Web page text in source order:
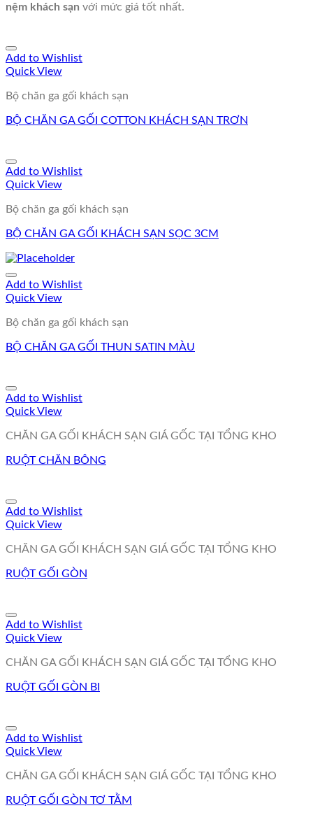
nệm khách sạn với mức giá tốt nhất.
Add to Wishlist
Quick View
Bộ chăn ga gối khách sạn
BỘ CHĂN GA GỐI COTTON KHÁCH SẠN TRƠN
Add to Wishlist
Quick View
Bộ chăn ga gối khách sạn
BỘ CHĂN GA GỐI KHÁCH SẠN SỌC 3CM
Add to Wishlist
Quick View
Bộ chăn ga gối khách sạn
BỘ CHĂN GA GỐI THUN SATIN MÀU
Add to Wishlist
Quick View
CHĂN GA GỐI KHÁCH SẠN GIÁ GỐC TẠI TỔNG KHO
RUỘT CHĂN BÔNG
Add to Wishlist
Quick View
CHĂN GA GỐI KHÁCH SẠN GIÁ GỐC TẠI TỔNG KHO
RUỘT GỐI GÒN
Add to Wishlist
Quick View
CHĂN GA GỐI KHÁCH SẠN GIÁ GỐC TẠI TỔNG KHO
RUỘT GỐI GÒN BI
Add to Wishlist
Quick View
CHĂN GA GỐI KHÁCH SẠN GIÁ GỐC TẠI TỔNG KHO
RUỘT GỐI GÒN TƠ TẰM